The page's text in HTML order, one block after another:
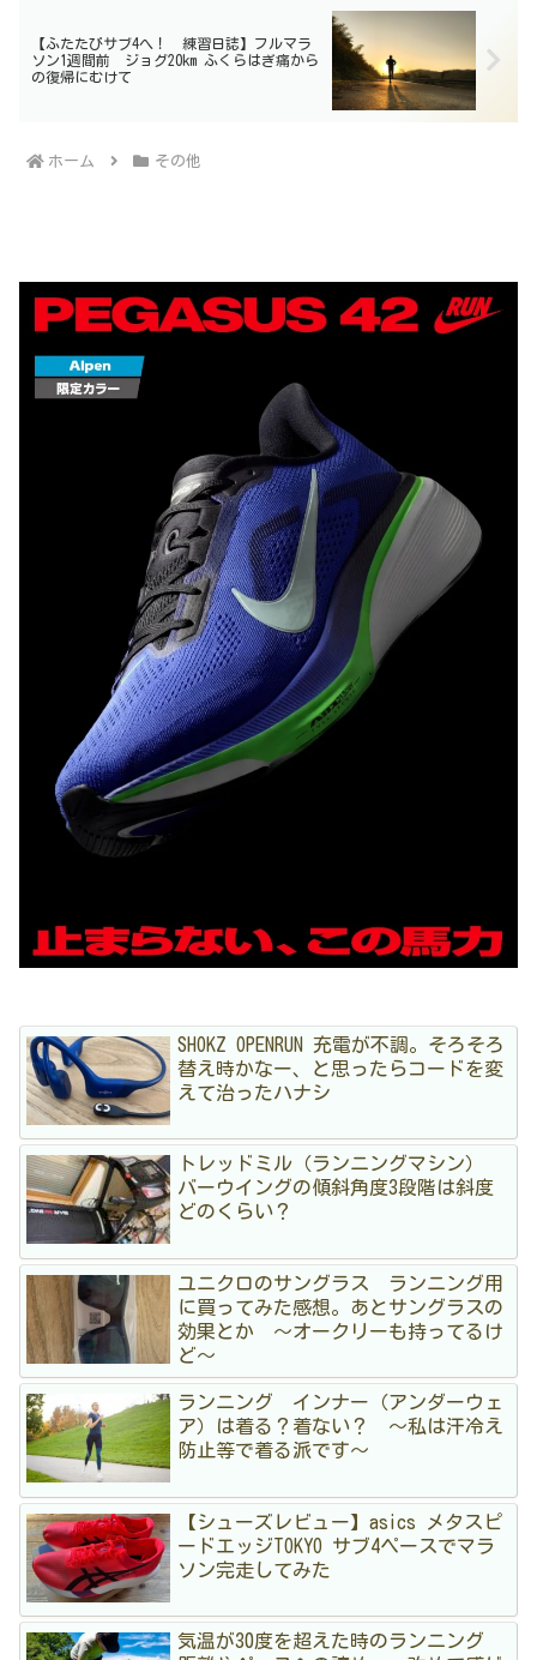
【ふたたびサブ4へ！ 練習日誌】フルマラ
ソン1週間前 ジョグ20km ふくらはぎ痛から
の復帰にむけて
ホーム その他
SHOKZ OPENRUN 充電が不調。そろそろ
替え時かなー、と思ったらコードを変
えて治ったハナシ
トレッドミル（ランニングマシン）
バーウイングの傾斜角度3段階は斜度
どのくらい？
ユニクロのサングラス ランニング用
に買ってみた感想。あとサングラスの
効果とか 〜オークリーも持ってるけ
ど〜
ランニング インナー（アンダーウェ
ア）は着る？着ない？ 〜私は汗冷え
防止等で着る派です〜
【シューズレビュー】asics メタスピ
ードエッジTOKYO サブ4ペースでマラ
ソン完走してみた
気温が30度を超えた時のランニング